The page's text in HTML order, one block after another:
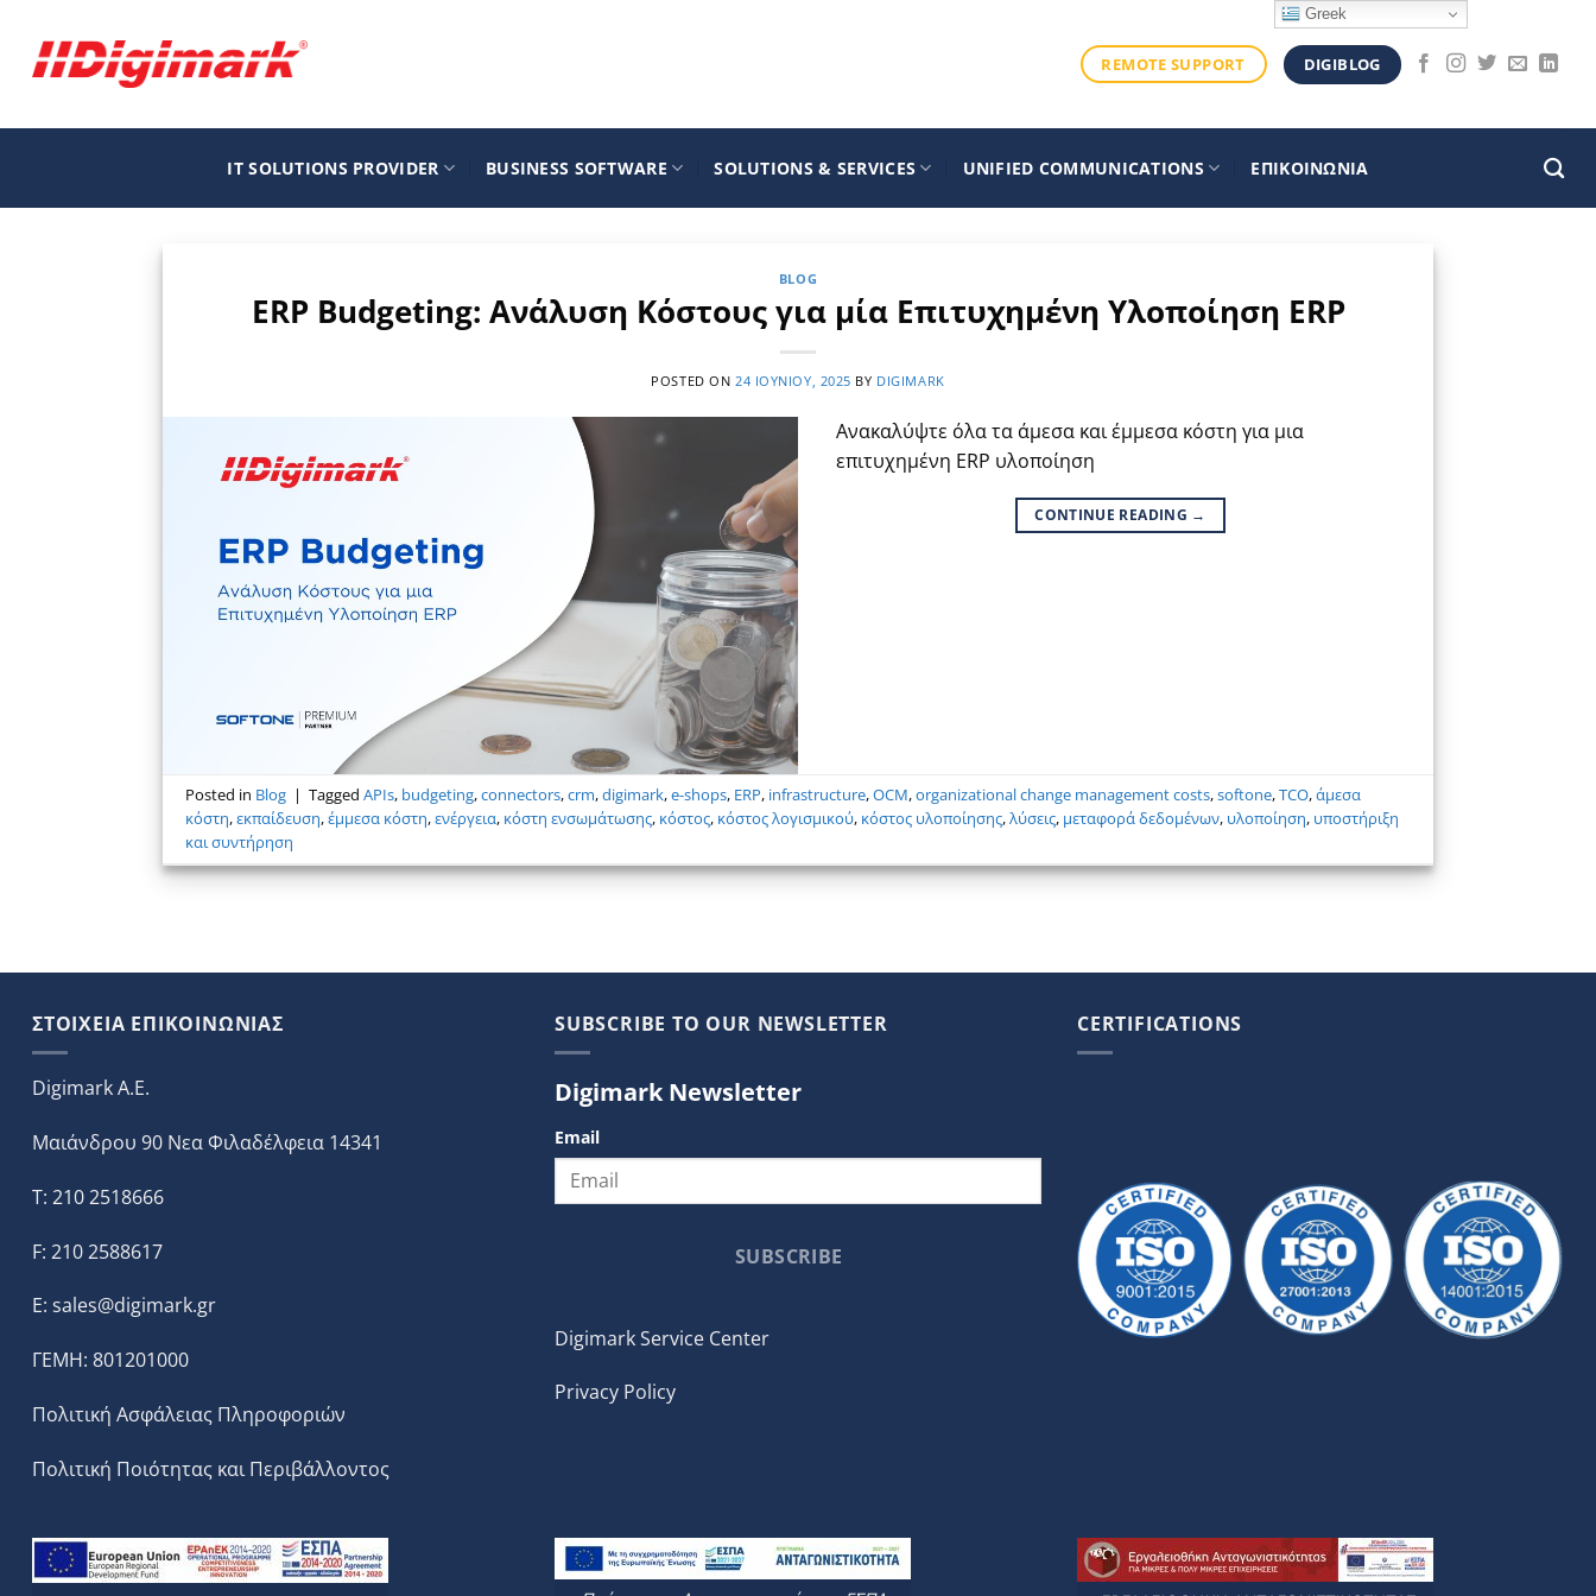
περιεχόμενο
REMOTE SUPPORT DIGIBLOG
IT SOLUTIONS PROVIDER BUSINESS SOFTWARE SOLUTIONS & SERVICES UNIFIED COMMUNICATIONS ΕΠΙΚΟΙΝΩΝΙΑ
BLOG
ERP Budgeting: Ανάλυση Κόστους για μία Επιτυχημένη Υλοποίηση ΕRP
POSTED ON 24 ΙΟΥΝΊΟΥ, 2025 BY DIGIMARK
Ανακαλύψτε όλα τα άμεσα και έμμεσα κόστη για μια
επιτυχημένη ERP υλοποίηση
CONTINUE READING →
Posted in Blog | TaggedAPIs, budgeting,connectors,crm,digimark,e-shops, ERP, infrastructure,OCM,organizational change management costs,softone,TCO,άμεσα
κόστη,εκπαίδευση,έμμεσα κόστη,ενέργεια, κόστη ενσωμάτωσης, κόστος, κόστος λογισμικού, κόστος υλοποίησης,λύσεις, μεταφορά δεδομένων, υλοποίηση, υποστήριξη
και συντήρηση
ΣΤΟΙΧΕΙΑ ΕΠΙΚΟΙΝΩΝΙΑΣ
Digimark A.E.
Μαιάνδρου 90 Νεα Φιλαδέλφεια 14341
T: 210 2518666
F: 210 2588617
E: sales@digimark.gr
ΓΕΜΗ: 801201000
Πολιτική Ασφάλειας Πληροφοριών
Πολιτική Ποιότητας και Περιβάλλοντος
SUBSCRIBE TO OUR NEWSLETTER
Digimark Newsletter
Email
SUBSCRIBE
Digimark Service Center
Privacy Policy
CERTIFICATIONS
Greek